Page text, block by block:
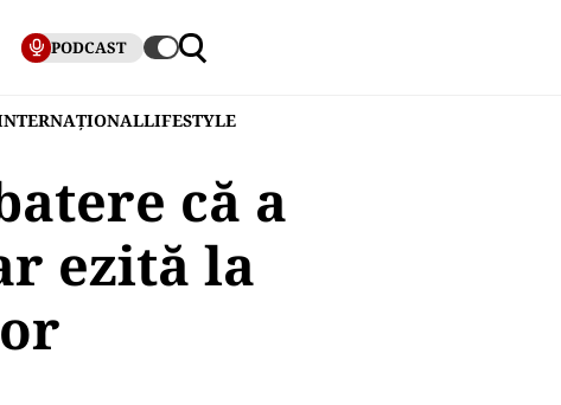
PODCAST
LIFESTYLE
că a
ezită la